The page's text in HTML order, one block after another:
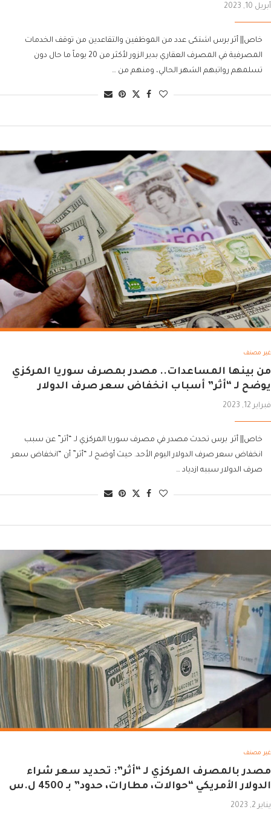
أبريل 10, 2023
خاص|| أثر برس اشتكى عدد من الموظفين والتقاعدين من توقف الخدمات
المصرفية في المصرف العقاري بدير الزور لأكثر من 20 يوماً ما حال دون
تسلمهم رواتبهم الشهر الحالي، ومنهم من …
غير مصنف
من بينها المساعدات.. مصدر بمصرف سوريا المركزي
يوضح لـ “أثر” أسباب انخفاض سعر صرف الدولار
فبراير 12, 2023
خاص|| أثر برس تحدث مصدر في مصرف سوريا المركزي لـ “أثر” عن سبب
انخفاض سعر صرف الدولار اليوم الأحد. حيث أوضح لـ “أثر” أن “انخفاض سعر
صرف الدولار سببه ازدياد …
غير مصنف
مصدر بالمصرف المركزي لـ “أثر”: تحديد سعر شراء
الدولار الأمريكي “حوالات، مطارات، حدود” بـ 4500 ل.س
يناير 2, 2023